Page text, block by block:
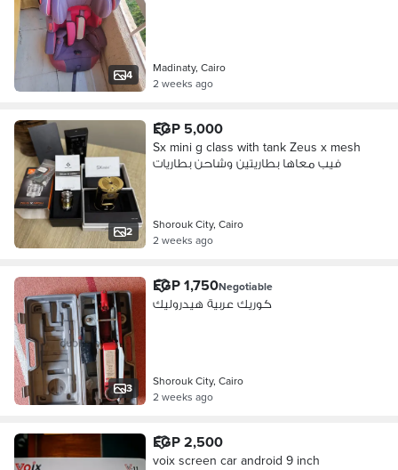
4
Madinaty, Cairo
2 weeks ago
2
EGP 5,000
Sx mini g class with tank Zeus x mesh
فيب معاها بطاريتين وشاحن بطاريات
Shorouk City, Cairo
2 weeks ago
3
EGP 1,750Negotiable
كوريك عربية هيدروليك
Shorouk City, Cairo
2 weeks ago
EGP 2,500
voix screen car android 9 inch